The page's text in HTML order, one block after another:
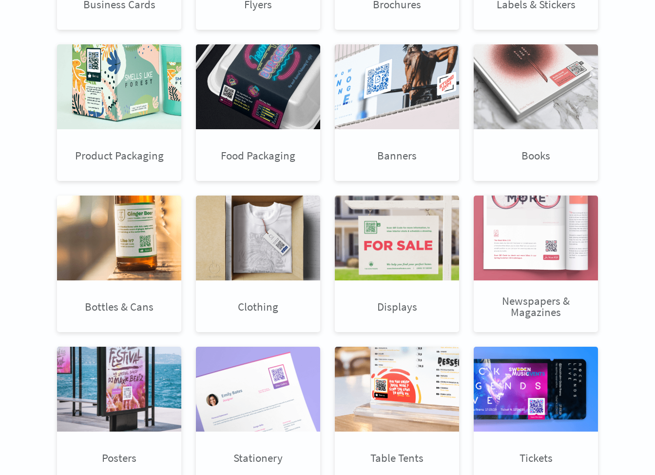
Business Cards Flyers Brochures Labels & Stickers
Product Packaging Food Packaging Banners Books
Bottles & Cans Clothing Displays Newspapers &
Magazines
Posters Stationery Table Tents Tickets